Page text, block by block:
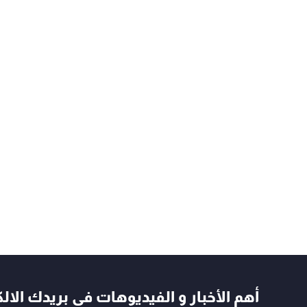
أهم الأخبار و الفيديوهات في بريدك